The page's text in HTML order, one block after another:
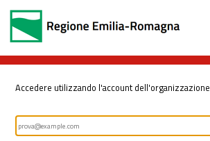
Accedere utilizzando l'account dell'organizzazione